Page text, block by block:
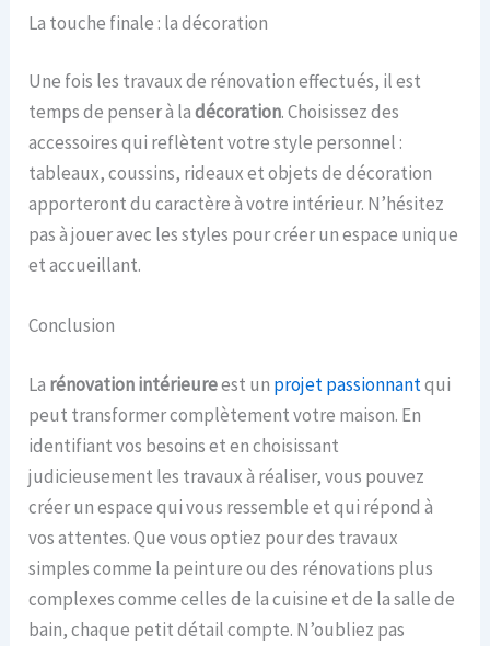
La touche finale : la décoration
Une fois les travaux de rénovation effectués, il est
temps de penser à ladécoration. Choisissez des
accessoires qui reflètent votre style personnel :
tableaux, coussins, rideaux et objets de décoration
apporteront du caractère à votre intérieur. N’hésitez
pas à jouer avec les styles pour créer un espace unique
et accueillant.
Conclusion
La rénovation intérieureest un projet passionnantqui
peut transformer complètement votre maison. En
identifiant vos besoins et en choisissant
judicieusement les travaux à réaliser, vous pouvez
créer un espace qui vous ressemble et qui répond à
vos attentes. Que vous optiez pour des travaux
simples comme la peinture ou des rénovations plus
complexes comme celles de la cuisine et de la salle de
bain, chaque petit détail compte. N’oubliez pas